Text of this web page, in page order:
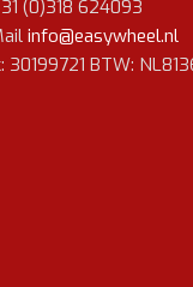
(0)318 624093
info@easywheel.nl
30199721 BTW: